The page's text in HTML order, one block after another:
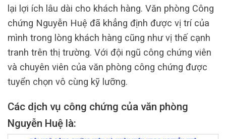
lại lợi ích lâu dài cho khách hàng. Văn phòng Công
chứng Nguyễn Huệ đã khẳng định được vị trí của
mình trong lòng khách hàng cũng như vị thế cạnh
tranh trên thị trường. Với đội ngũ công chứng viên
và chuyên viên của văn phòng công chứng được
tuyển chọn vô cùng kỹ lưỡng.
Các dịch vụ công chứng của văn phòng
Nguyễn Huệ là: